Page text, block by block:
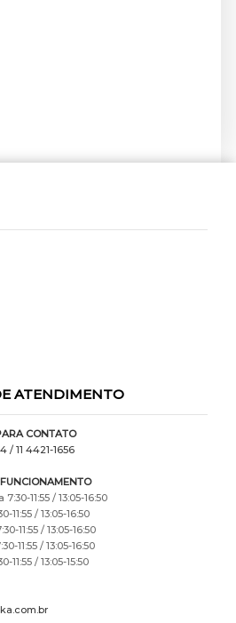
ATENDIMENTO
CONTATO
/ 11 4421-1656
11:55 / 13:05-16:50
11:55 / 13:05-16:50
11:55 / 13:05-16:50
11:55 / 13:05-16:50
11:55 / 13:05-15:50